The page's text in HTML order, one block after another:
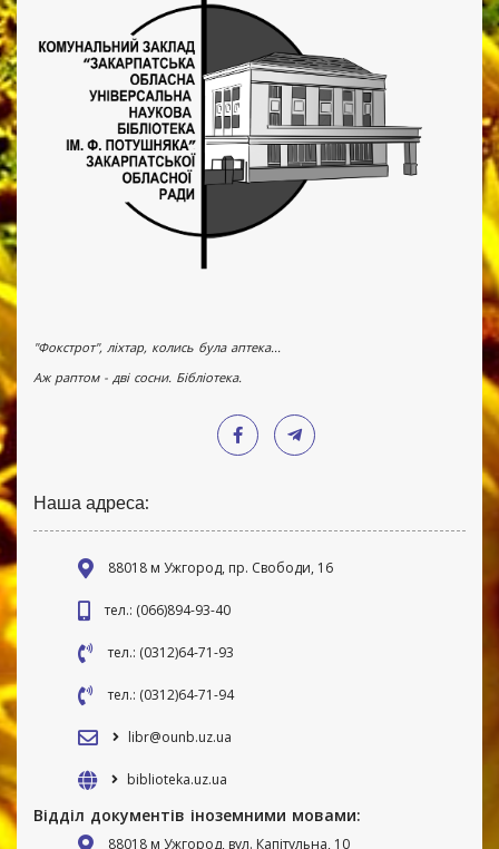
"Фокстрот", ліхтар, колись була аптека...
Аж раптом - дві сосни. Бібліотека.
Наша адреса:
88018 м Ужгород, пр. Свободи, 16
тел.: (066)894-93-40
тел.: (0312)64-71-93
тел.: (0312)64-71-94
libr@ounb.uz.ua
biblioteka.uz.ua
Відділ документів іноземними мовами:
88018 м Ужгород, вул. Капітульна, 10